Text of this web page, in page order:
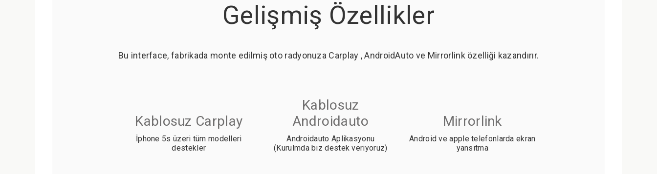
Gelişmiş Özellikler
Bu interface, fabrikada monte edilmiş oto radyonuza Carplay , AndroidAuto ve Mirrorlink özelliği kazandırır.
Kablosuz Carplay
İphone 5s üzeri tüm modelleri
destekler
Kablosuz
Androidauto
Androidauto Aplikasyonu
(Kurulmda biz destek veriyoruz)
Mirrorlink
Android ve apple telefonlarda ekran
yansıtma